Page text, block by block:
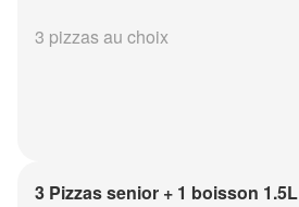
3 pizzas au choix
3 Pizzas senior + 1 boisson 1.5L